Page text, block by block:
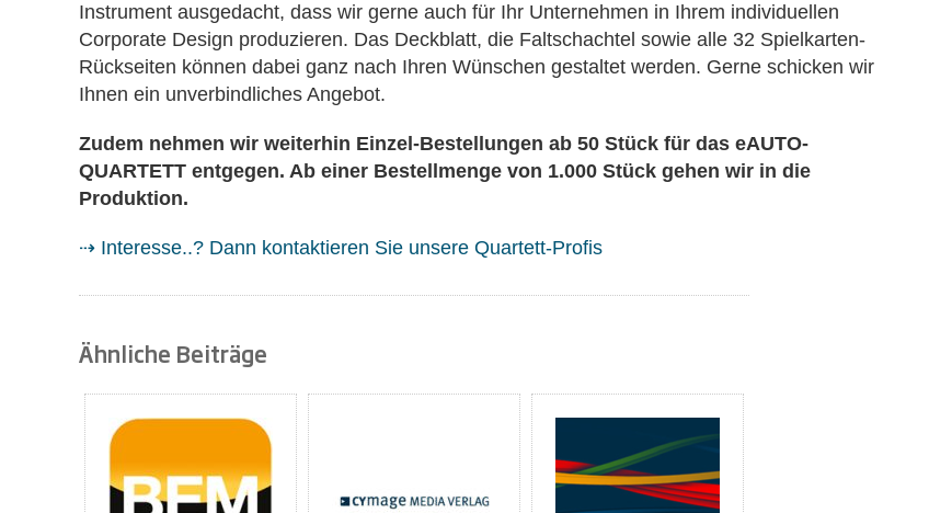
Instrument ausgedacht, dass wir gerne auch für Ihr Unternehmen in Ihrem individuellen
Corporate Design produzieren. Das Deckblatt, die Faltschachtel sowie alle 32 Spielkarten-
Rückseiten können dabei ganz nach Ihren Wünschen gestaltet werden. Gerne schicken wir
Ihnen ein unverbindliches Angebot.
Zudem nehmen wir weiterhin Einzel-Bestellungen ab 50 Stück für das eAUTO-
QUARTETT entgegen. Ab einer Bestellmenge von 1.000 Stück gehen wir in die
Produktion.
⇢ Interesse..? Dann kontaktieren Sie unsere Quartett-Profis
Ähnliche Beiträge